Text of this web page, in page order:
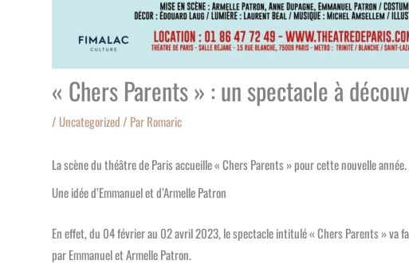
« Chers Parents » : un spectacle à
/ Uncategorized / ParRomaric
La scène du théâtre de Paris accueille « Chers Parents » pour cette nouvelle
Une idée d’Emmanuel et d’Armelle Patron
En effet, du 04 février au 02 avril 2023, le spectacle intitulé « Chers Parents » va
par Emmanuel et Armelle Patron.